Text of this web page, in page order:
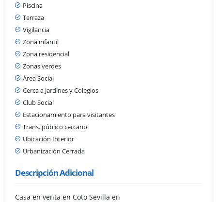
Piscina
Terraza
Vigilancia
Zona infantil
Zona residencial
Zonas verdes
Área Social
Cerca a Jardines y Colegios
Club Social
Estacionamiento para visitantes
Trans. público cercano
Ubicación Interior
Urbanización Cerrada
Descripción Adicional
Casa en venta en Coto Sevilla en